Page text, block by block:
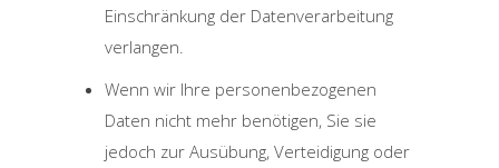
Einschränkung der Datenverarbeitung
verlangen.
Wenn wir Ihre personenbezogenen
Daten nicht mehr benötigen, Sie sie
jedoch zur Ausübung, Verteidigung oder